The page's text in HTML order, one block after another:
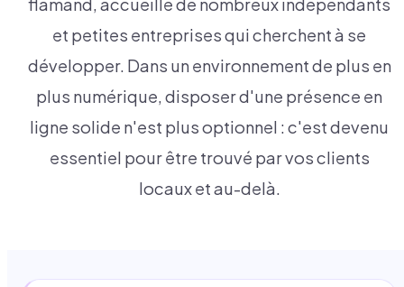
flamand, accueille de nombreux indépendants
et petites entreprises qui cherchent à se
développer. Dans un environnement de plus en
plus numérique, disposer d'une présence en
ligne solide n'est plus optionnel : c'est devenu
essentiel pour être trouvé par vos clients
locaux et au-delà.